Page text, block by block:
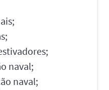
naval;
naval;